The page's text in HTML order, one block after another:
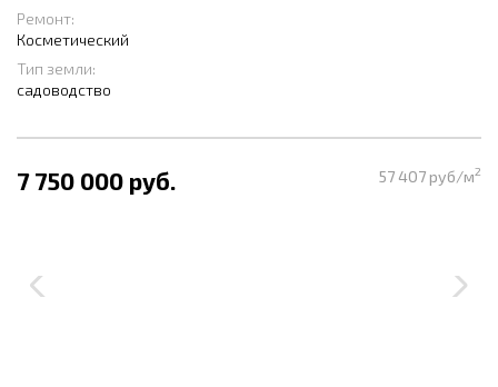
Ремонт:
Косметический
Тип земли:
садоводство
7 750 000 руб. 57 407 руб/м2